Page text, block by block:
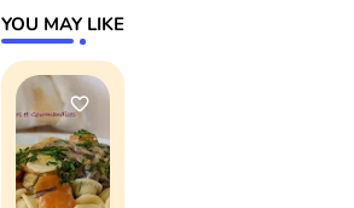
YOU MAY LIKE